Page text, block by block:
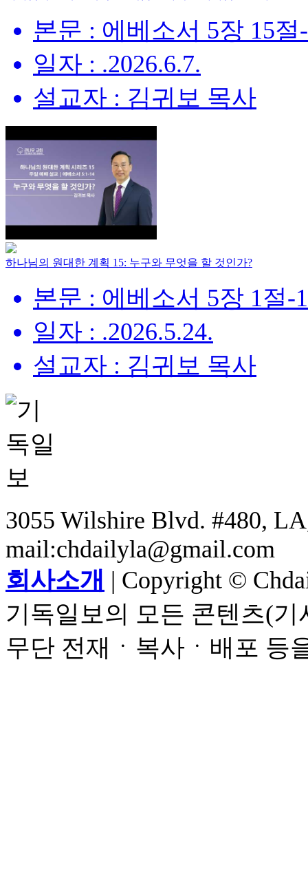
본문 : 에베소서 5장 15절
일자 : .2026.6.7.
설교자 : 김귀보 목사
하나님의 원대한 계획 15: 누구와 무엇을 할 것인가?
본문 : 에베소서 5장 1절-
일자 : .2026.5.24.
설교자 : 김귀보 목사
3055 Wilshire Blvd. #480,
mail:chdailyla@gmail.com
회사소개 | Copyright ©
기독일보의 모든 콘텐츠(
무단 전재ㆍ복사ㆍ배포 등